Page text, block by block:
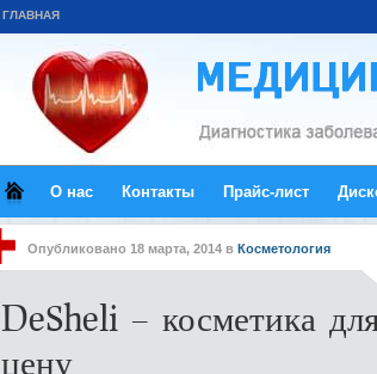
ГЛАВНАЯ
О нас Контакты Прайс-лист
Опубликовано 18 марта, 2014 в Косметология
DeSheli – косметика
цену